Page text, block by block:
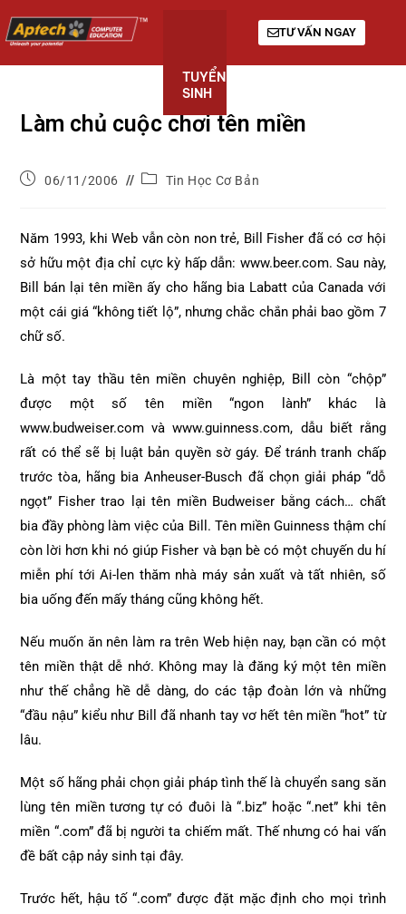
TUYỂN
SINH
TƯ VẤN NGAY
Làm chủ cuộc chơi tên miền
06/11/2006 Tin Học Cơ Bản
Năm 1993, khi Web vẫn còn non trẻ, Bill Fisher đã có cơ hội
sở hữu một địa chỉ cực kỳ hấp dẫn: www.beer.com. Sau này,
Bill bán lại tên miền ấy cho hãng bia Labatt của Canada với
một cái giá “không tiết lộ”, nhưng chắc chắn phải bao gồm 7
chữ số.
Là một tay thầu tên miền chuyên nghiệp, Bill còn “chộp”
được một số tên miền “ngon lành” khác là
www.budweiser.com và www.guinness.com, dẫu biết rằng
rất có thể sẽ bị luật bản quyền sờ gáy. Để tránh tranh chấp
trước tòa, hãng bia Anheuser-Busch đã chọn giải pháp “dỗ
ngọt” Fisher trao lại tên miền Budweiser bằng cách… chất
bia đầy phòng làm việc của Bill. Tên miền Guinness thậm chí
còn lời hơn khi nó giúp Fisher và bạn bè có một chuyến du hí
miễn phí tới Ai-len thăm nhà máy sản xuất và tất nhiên, số
bia uống đến mấy tháng cũng không hết.
Nếu muốn ăn nên làm ra trên Web hiện nay, bạn cần có một
tên miền thật dễ nhớ. Không may là đăng ký một tên miền
như thế chẳng hề dễ dàng, do các tập đoàn lớn và những
“đầu nậu” kiểu như Bill đã nhanh tay vơ hết tên miền “hot” từ
lâu.
Một số hãng phải chọn giải pháp tình thế là chuyển sang săn
lùng tên miền tương tự có đuôi là “.biz” hoặc “.net” khi tên
miền “.com” đã bị người ta chiếm mất. Thế nhưng có hai vấn
đề bất cập nảy sinh tại đây.
Trước hết, hậu tố “.com” được đặt mặc định cho mọi trình